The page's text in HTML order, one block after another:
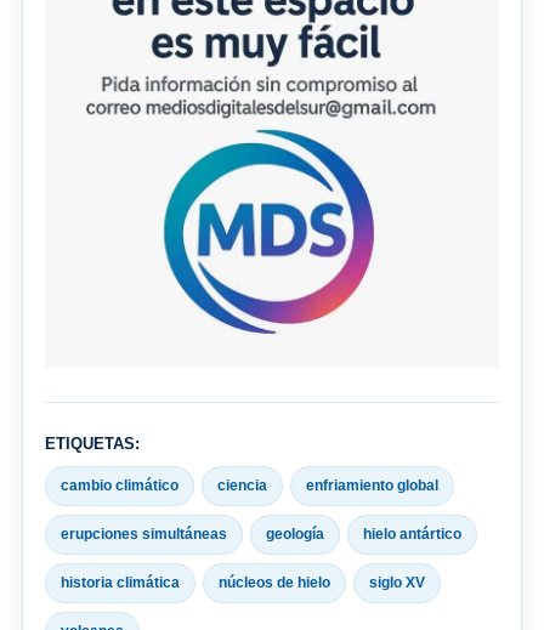
ETIQUETAS:
cambio climático ciencia enfriamiento global
erupciones simultáneas geología hielo antártico
historia climática núcleos de hielo siglo XV